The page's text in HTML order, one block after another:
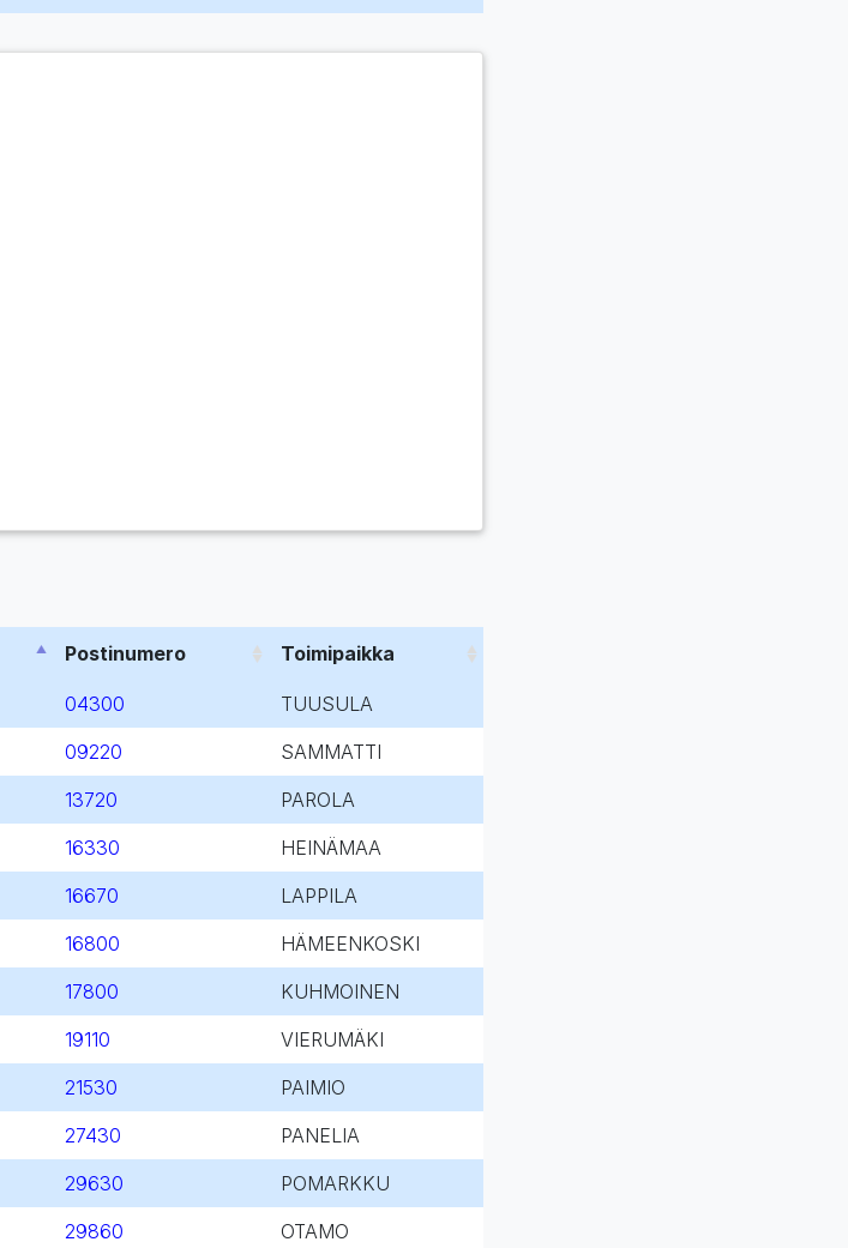
Postinumero Toimipaikka
04300
TUUSULA
09220
SAMMATTI
13720
PAROLA
16330
HEINÄMAA
16670
LAPPILA
16800
HÄMEENKOSKI
17800
KUHMOINEN
19110
VIERUMÄKI
21530
PAIMIO
27430
PANELIA
29630
POMARKKU
29860
OTAMO